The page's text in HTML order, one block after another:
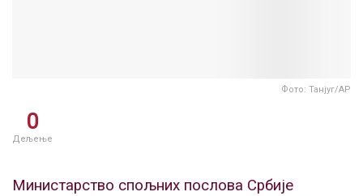
Фото: Танјуг/АР
0
Дељење
Министарство спољних послова Србије